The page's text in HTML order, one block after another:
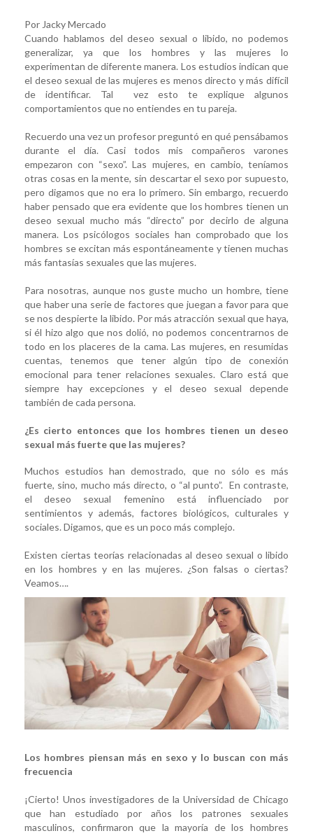
Por Jacky Mercado
Cuando hablamos del deseo sexual o libido, no podemos
generalizar, ya que los hombres y las mujeres lo
experimentan de diferente manera. Los estudios indican que
el deseo sexual de las mujeres es menos directo y más difícil
de identificar. Tal vez esto te explique algunos
comportamientos que no entiendes en tu pareja.
Recuerdo una vez un profesor preguntó en qué pensábamos
durante el día. Casi todos mis compañeros varones
empezaron con “sexo”. Las mujeres, en cambio, teníamos
otras cosas en la mente, sin descartar el sexo por supuesto,
pero digamos que no era lo primero. Sin embargo, recuerdo
haber pensado que era evidente que los hombres tienen un
deseo sexual mucho más “directo” por decirlo de alguna
manera. Los psicólogos sociales han comprobado que los
hombres se excitan más espontáneamente y tienen muchas
más fantasías sexuales que las mujeres.
Para nosotras, aunque nos guste mucho un hombre, tiene
que haber una serie de factores que juegan a favor para que
se nos despierte la libido. Por más atracción sexual que haya,
si él hizo algo que nos dolió, no podemos concentrarnos de
todo en los placeres de la cama. Las mujeres, en resumidas
cuentas, tenemos que tener algún tipo de conexión
emocional para tener relaciones sexuales. Claro está que
siempre hay excepciones y el deseo sexual depende
también de cada persona.
¿Es cierto entonces que los hombres tienen un deseo
sexual más fuerte que las mujeres?
Muchos estudios han demostrado, que no sólo es más
fuerte, sino, mucho más directo, o “al punto”. En contraste,
el deseo sexual femenino está influenciado por
sentimientos y además, factores biológicos, culturales y
sociales. Digamos, que es un poco más complejo.
Existen ciertas teorías relacionadas al deseo sexual o libido
en los hombres y en las mujeres. ¿Son falsas o ciertas?
Veamos….
Los hombres piensan más en sexo y lo buscan con más
frecuencia
¡Cierto! Unos investigadores de la Universidad de Chicago
que han estudiado por años los patrones sexuales
masculinos, confirmaron que la mayoría de los hombres